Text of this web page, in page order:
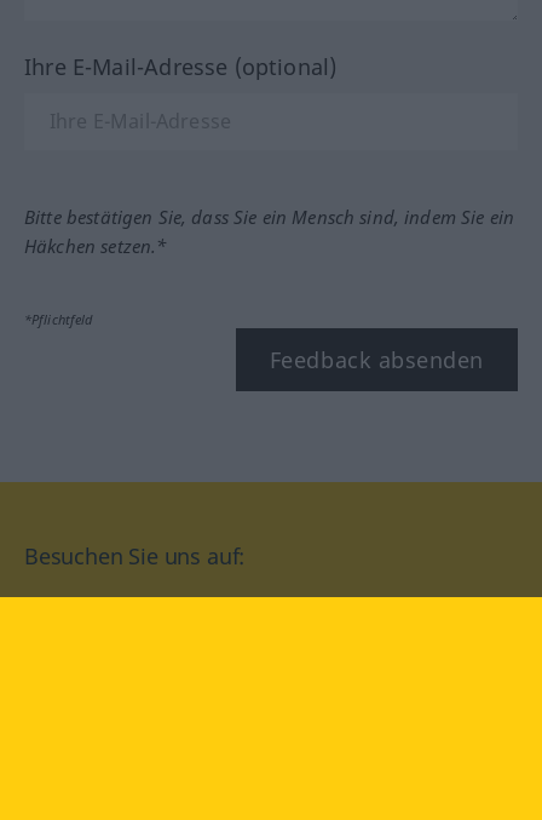
Ihre E-Mail-Adresse (optional)
Bitte bestätigen Sie, dass Sie ein Mensch sind, indem Sie ein
Häkchen setzen.*
*Pflichtfeld
Feedback absenden
Besuchen Sie uns auf: